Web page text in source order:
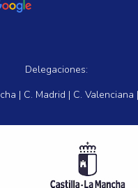
Delegaciones:
| C. Madrid | C. Valenciana